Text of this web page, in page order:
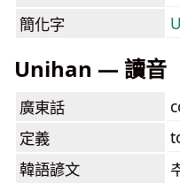
簡化字
Unihan — 讀音
廣東話
定義
韓語諺文